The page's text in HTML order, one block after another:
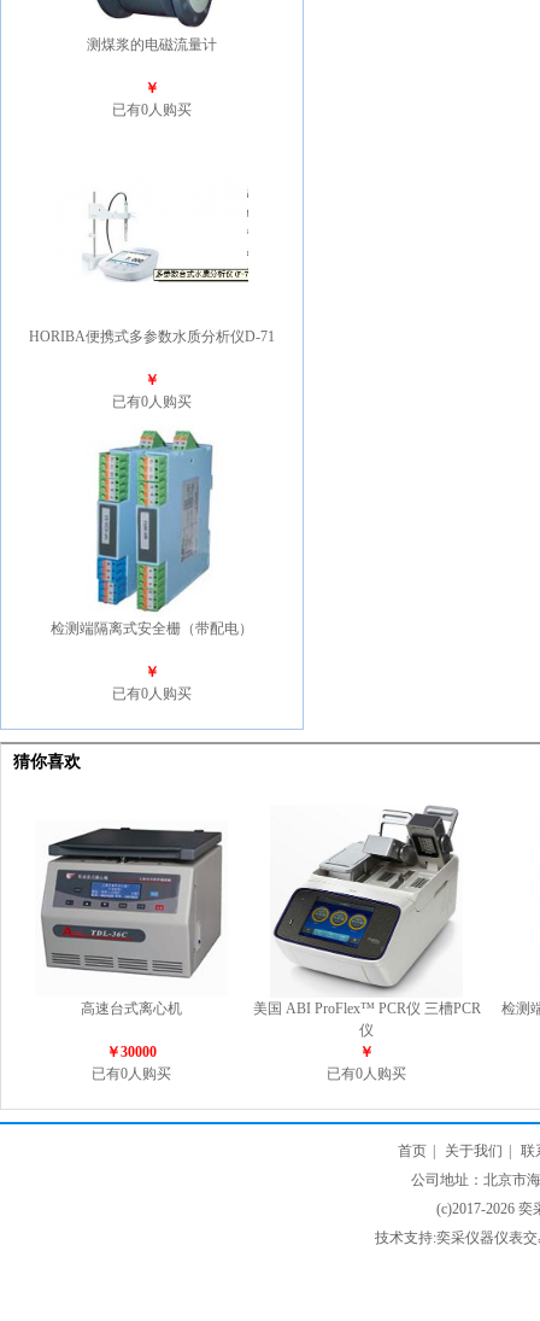
测煤浆的电磁流量计
￥
已有0人购买
HORIBA便携式多参数水质分析仪D-71
￥
已有0人购买
检测端隔离式安全栅（带配电）
￥
已有0人购买
猜你喜欢
高速台式离心机
￥30000
已有0人购买
美国 ABI ProFlex™ PCR仪 三槽PCR
仪
￥
已有0人购买
检测
首页 关于我们
联
公司地址：北京市
(c)2017-2026
技术支持:奕采仪器仪表